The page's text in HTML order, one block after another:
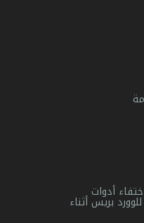
أدوات
بريس أثناء